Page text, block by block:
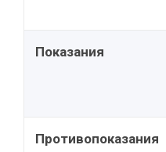
Показания
Противопоказания